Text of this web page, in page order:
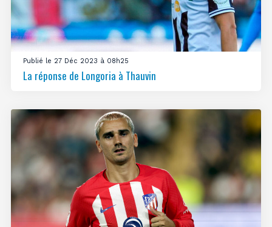
Publié le 27 Déc 2023 à 08h25
La réponse de Longoria à Thauvin